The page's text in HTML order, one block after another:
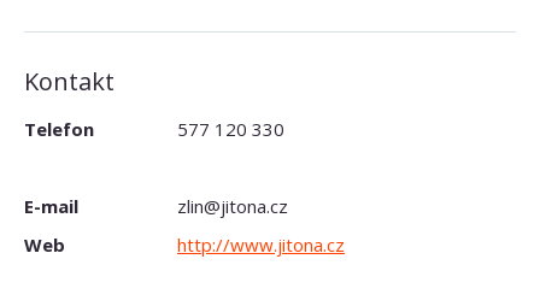
Kontakt
Telefon 577 120 330
E-mail
zlin@jitona.cz
Web
http://www.jitona.cz